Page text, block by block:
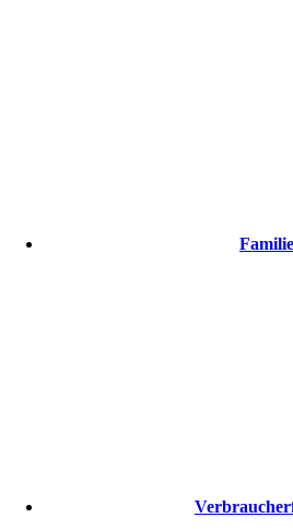
Familie